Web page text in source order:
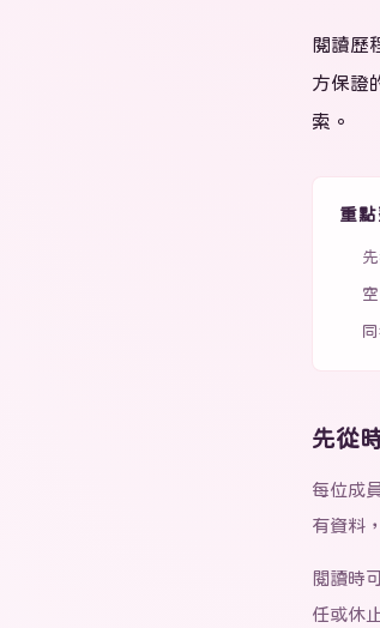
閱讀歷
方保證
索。
重
先從
每位成
有資料
閱讀時
任或休